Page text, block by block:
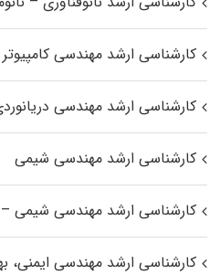
کارشناسی ارشد مهندسی کامپیوتر
کارشناسی ارشد مهندسی
کارشناسی ارشد مهندسی شیمی
کارشناسی ارشد مهندسی شیمی –
کارشناسی ارشد مهندسی